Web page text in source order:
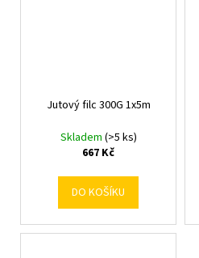
Jutový filc 300G 1x5m
Skladem (>5 ks)
667 Kč
DO KOŠÍKU